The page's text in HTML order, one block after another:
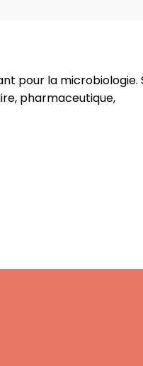
pour la microbiologie.
pharmaceutique,